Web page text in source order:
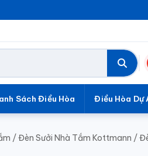
Sách Điều Hòa Điều Hòa Dự
/Đèn Sưởi Nhà Tắm Kottmann /